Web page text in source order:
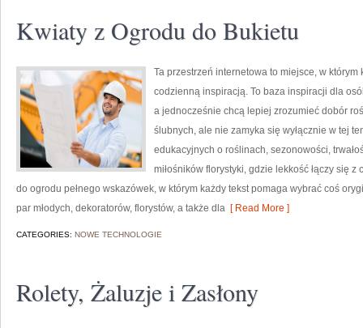
Kwiaty z Ogrodu do Bukietu
Ta przestrzeń internetowa to miejsce, w
codzienną inspiracją. To baza inspiracji dla
a jednocześnie chcą lepiej zrozumieć dobór
ślubnych, ale nie zamyka się wyłącznie w tej
edukacyjnych o roślinach, sezonowości,
miłośników florystyki, gdzie lekkość łączy się
do ogrodu pełnego wskazówek, w którym każdy tekst pomaga wybrać coś
par młodych, dekoratorów, florystów, a także dla [ Read More ]
CATEGORIES: NOWE TECHNOLOGIE
Rolety, Żaluzje i Zasłony